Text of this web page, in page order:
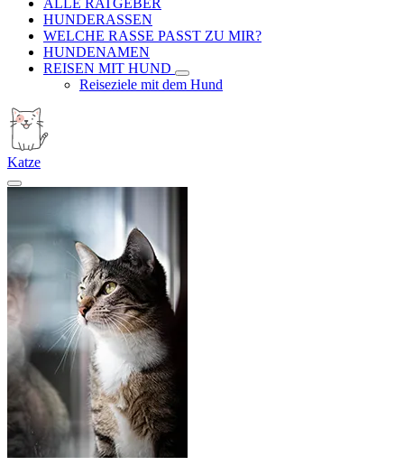
ALLE RATGEBER
HUNDERASSEN
WELCHE RASSE PASST ZU MIR?
HUNDENAMEN
REISEN MIT HUND
Reiseziele mit dem Hund
Katze